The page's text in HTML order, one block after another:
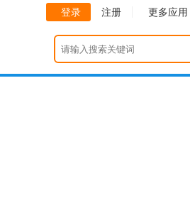
登录 注册 更多应用